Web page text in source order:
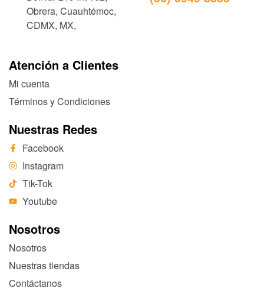
Atención a Clientes
Mi cuenta
Términos y Condiciones
Nuestras Redes
Facebook
Instagram
Tik-Tok
Youtube
Nosotros
Nosotros
Nuestras tiendas
Contáctanos
Obrera, Cuauhtémoc,
CDMX, MX,